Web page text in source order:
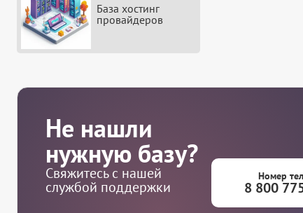
База хостинг
провайдеров
Не нашли
нужную базу?
Свяжитесь с нашей
службой поддержки
Номер
8 800